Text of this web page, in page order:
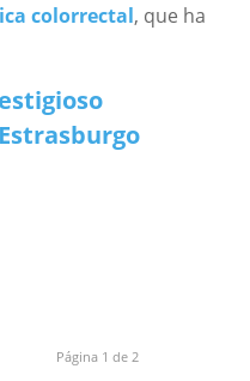
colorrectal, que ha
Página 1 de 2